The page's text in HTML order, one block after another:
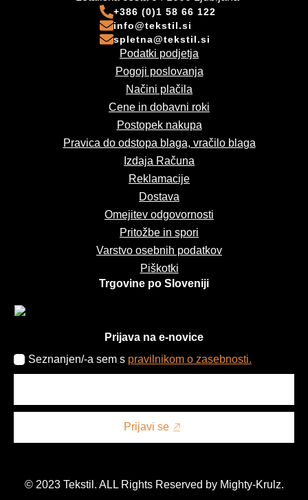
+386 (0)1 58 66 122
info@tekstil.si
spletna@tekstil.si
Podatki podjetja
Pogoji poslovanja
Načini plačila
Cene in dobavni roki
Postopek nakupa
Pravica do odstopa blaga, vračilo blaga
Izdaja Računa
Reklamacije
Dostava
Omejitev odgovornosti
Pritožbe in spori
Varstvo osebnih podatkov
Piškotki
Trgovine po Sloveniji
Prijava na e-novice
Seznanjen/-a sem s pravilnikom o zasebnosti.
Prijavi se
© 2023 Tekstil. ALL Rights Reserved by Mighty-Krulz.